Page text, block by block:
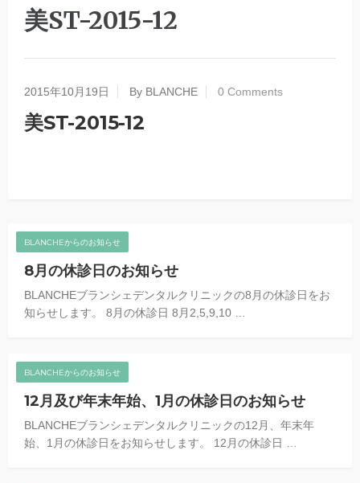
美ST-2015-12
2015年10月19日 By BLANCHE 0 Comments
美ST-2015-12
BLANCHEからのお知らせ
8月の休診日のお知らせ
BLANCHEブランシェデンタルクリニックの8月の休診日をお
知らせします。 8月の休診日 8月2,5,9,10 …
BLANCHEからのお知らせ
12月及び年末年始、1月の休診日のお知らせ
BLANCHEブランシェデンタルクリニックの12月、年末年
始、1月の休診日をお知らせします。 12月の休診日 …